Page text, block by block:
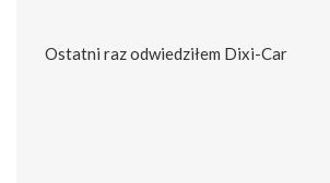
Ostatni raz odwiedziłem Dixi-Car